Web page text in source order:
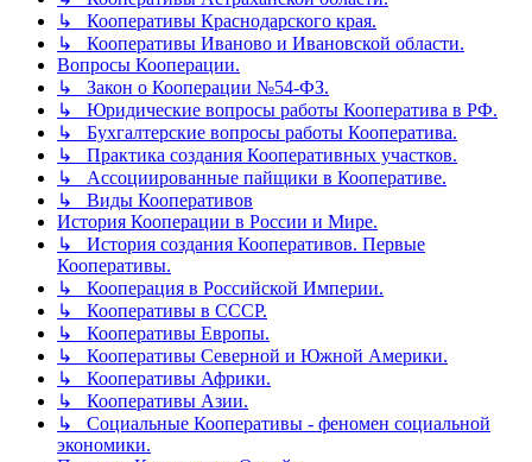
↳ Кооперативы Краснодарского края.
↳ Кооперативы Иваново и Ивановской области.
Вопросы Кооперации.
↳ Закон о Кооперации №54-ФЗ.
↳ Юридические вопросы работы Кооператива в РФ.
↳ Бухгалтерские вопросы работы Кооператива.
↳ Практика создания Кооперативных участков.
↳ Ассоциированные пайщики в Кооперативе.
↳ Виды Кооперативов
История Кооперации в России и Мире.
↳ История создания Кооперативов. Первые
Кооперативы.
↳ Кооперация в Российской Империи.
↳ Кооперативы в СССР.
↳ Кооперативы Европы.
↳ Кооперативы Северной и Южной Америки.
↳ Кооперативы Африки.
↳ Кооперативы Азии.
↳ Социальные Кооперативы - феномен социальной
экономики.